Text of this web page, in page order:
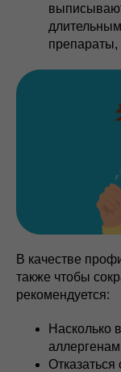
препараты,
В качестве
также чтобы
рекомендуется:
Насколько
Отказаться